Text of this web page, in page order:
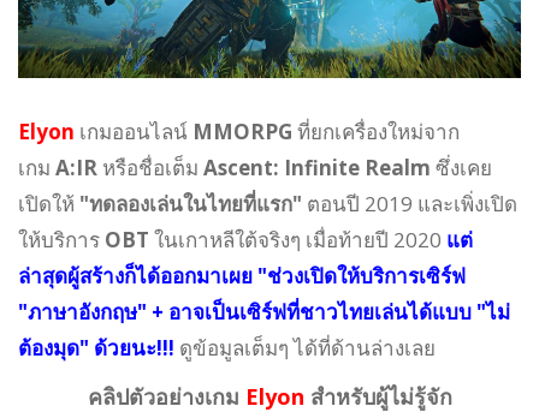
Elyon เกมออนไลน์ MMORPG ที่ยกเครื่องใหม่จาก
เกม A:IR หรือชื่อเต็ม Ascent: Infinite Realm ซึ่งเคย
เปิดให้ "ทดลองเล่นในไทยที่แรก" ตอนปี 2019 และเพิ่งเปิด
ให้บริการ OBT ในเกาหลีใต้จริงๆ เมื่อท้ายปี 2020 แต่
ล่าสุดผู้สร้างก็ได้ออกมาเผย "ช่วงเปิดให้บริการเซิร์ฟ
"ภาษาอังกฤษ" + อาจเป็นเซิร์ฟที่ชาวไทยเล่นได้แบบ "ไม่
ต้องมุด" ด้วยนะ!!! ดูข้อมูลเต็มๆ ได้ที่ด้านล่างเลย
คลิปตัวอย่างเกม Elyon สำหรับผู้ไม่รู้จัก